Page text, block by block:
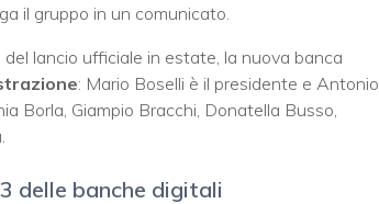
il gruppo in un comunicato.
lancio ufficiale in estate, la nuova banca
: Mario Boselli è il presidente e Antonio
Borla, Giampio Bracchi, Donatella Busso,
delle banche digitali